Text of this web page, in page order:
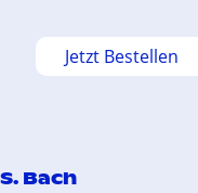
Jetzt Bestellen
Bach